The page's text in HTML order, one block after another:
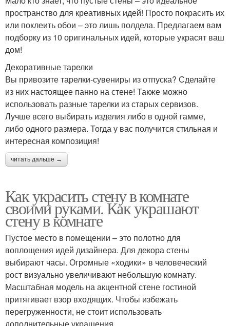
пространство для креативных идей! Просто покрасить их
или поклеить обои – это лишь полдела. Предлагаем вам
подборку из 10 оригинальных идей, которые украсят ваш
дом!
Декоративные тарелки
Вы привозите тарелки-сувениры из отпуска? Сделайте
из них настоящее панно на стене! Также можно
использовать разные тарелки из старых сервизов.
Лучше всего выбирать изделия либо в одной гамме,
либо одного размера. Тогда у вас получится стильная и
интересная композиция!
читать дальше →
Как украсить стену в комнате
своими руками. Как украшают
стену в комнате
Пустое место в помещении – это полотно для
воплощения идей дизайнера. Для декора стены
выбирают часы. Огромные «ходики» в человеческий
рост визуально увеличивают небольшую комнату.
Масштабная модель на акцентной стене гостиной
притягивает взор входящих. Чтобы избежать
перегруженности, не стоит использовать